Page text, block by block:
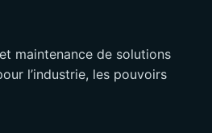
maintenance de solutions
l’industrie, les pouvoirs